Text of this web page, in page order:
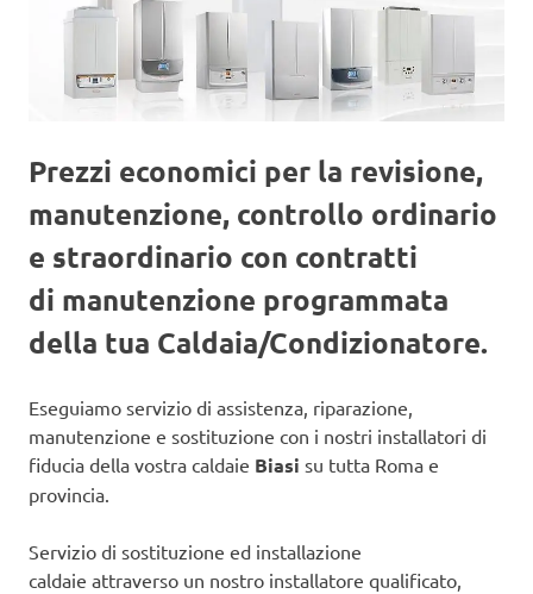
Prezzi economici per la revisione,
manutenzione, controllo ordinario
e straordinario con contratti
di manutenzione programmata
della tua Caldaia/Condizionatore.
Eseguiamo servizio di assistenza, riparazione,
manutenzione e sostituzione con i nostri installatori di
fiducia della vostra caldaie Biasi su tutta Roma e
provincia.
Servizio di sostituzione ed installazione
caldaie attraverso un nostro installatore qualificato,